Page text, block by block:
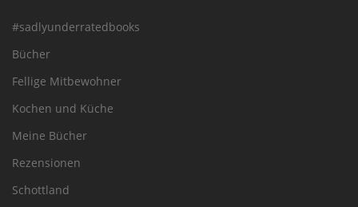
#sadlyunderratedbooks
Bücher
Fellige Mitbewohner
Kochen und Küche
Meine Bücher
Rezensionen
Schottland